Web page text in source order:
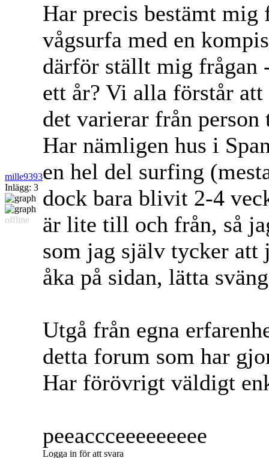
mille9393
Inlägg: 3
offline
Har precis bestämt
vågsurfa med en
därför ställt mig frågan
ett år? Vi alla förstår
det varierar från
Har nämligen hus i
en hel del surfing
dock bara blivit 2-4
är lite till och från, så
som jag själv tycker att
åka på sidan, lätta
Utgå från egna
detta forum som har
Har förövrigt väldigt
peeaccceeeeeeeee
Logga in för att svara